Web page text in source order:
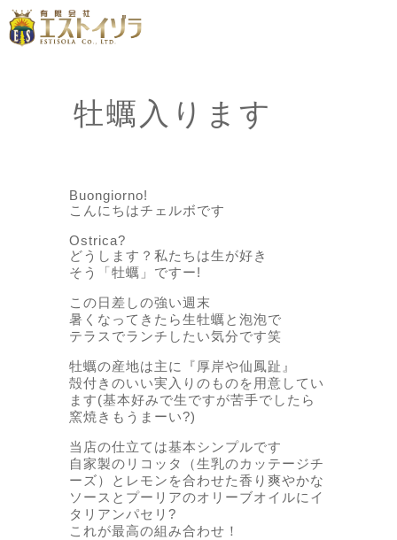
牡蠣入ります
Buongiorno!
こんにちはチェルボです
Ostrica?
どうします？私たちは生が好き
そう「牡蠣」ですー!
この日差しの強い週末
暑くなってきたら生牡蠣と泡泡で
テラスでランチしたい気分です笑
牡蠣の産地は主に『厚岸や仙鳳趾』
殻付きのいい実入りのものを用意してい
ます(基本好みで生ですが苦手でしたら
窯焼きもうまーい?)
当店の仕立ては基本シンプルです
自家製のリコッタ（生乳のカッテージチ
ーズ）とレモンを合わせた香り爽やかな
ソースとプーリアのオリーブオイルにイ
タリアンパセリ?
これが最高の組み合わせ！